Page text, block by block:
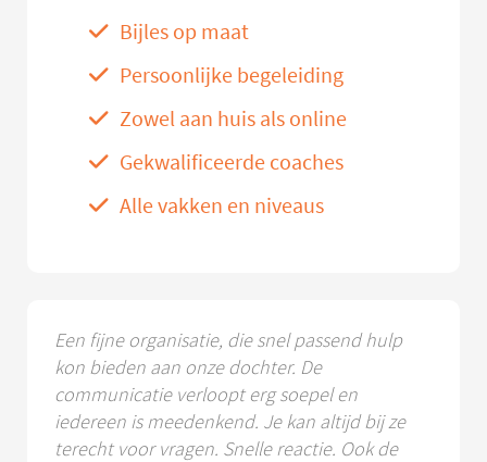
Bijles op maat
Persoonlijke begeleiding
Zowel aan huis als online
Gekwalificeerde coaches
Alle vakken en niveaus
Een fijne organisatie, die snel passend hulp
kon bieden aan onze dochter. De
communicatie verloopt erg soepel en
iedereen is meedenkend. Je kan altijd bij ze
terecht voor vragen. Snelle reactie. Ook de